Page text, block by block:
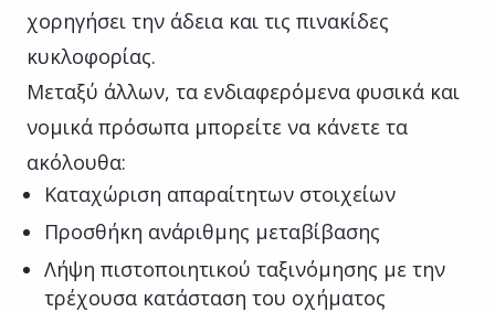
χορηγήσει την άδεια και τις πινακίδες
κυκλοφορίας.
Μεταξύ άλλων, τα ενδιαφερόμενα φυσικά και
νομικά πρόσωπα μπορείτε να κάνετε τα
ακόλουθα:
Καταχώριση απαραίτητων στοιχείων
Προσθήκη ανάριθμης μεταβίβασης
Λήψη πιστοποιητικού ταξινόμησης με την
τρέχουσα κατάσταση του οχήματος